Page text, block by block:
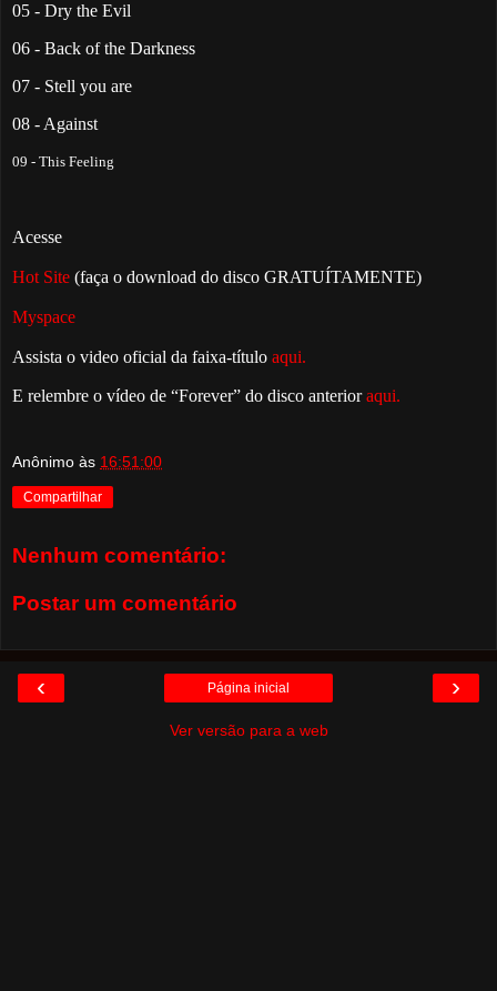
05 - Dry the Evil
06 - Back of the Darkness
07 - Stell you are
08 - Against
09 - This Feeling
Acesse
Hot Site (faça o download do disco GRATUÍTAMENTE)
Myspace
Assista o video oficial da faixa-título aqui.
E relembre o vídeo de “Forever” do disco anterioraqui.
Anônimo às 16:51:00
Compartilhar
Nenhum comentário:
Postar um comentário
‹ ›
Página inicial
Ver versão para a web